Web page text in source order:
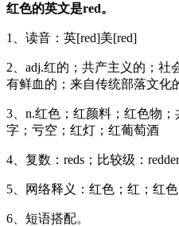
红色的英文是red。
1、读音：英[red]美[red]
2、adj.红的；共产主义的；
有鲜血的；来自传统部落文化
3、n.红色；红颜料；红色物
字；亏空；红灯；红葡萄酒
4、复数：reds；比较级：
5、网络释义：红色；红；红
6、短语搭配。